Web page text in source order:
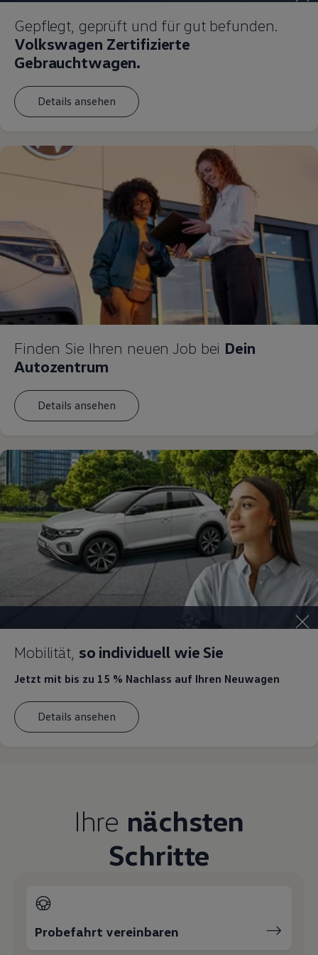
Lifestyle
Transport
Familie
Elektromobilität
Pannen- und Unfallhilfe
Volkswagen Kundenbetreuung
Gepflegt, geprüft und für gut befunden.
Volkswagen Zertifizierte
Gebrauchtwagen.
Details ansehen
Finden Sie Ihren neuen Job bei Dein
Autozentrum
Details ansehen
Mobilität, so individuell wie Sie
Jetzt mit bis zu 15 % Nachlass auf Ihren Neuwagen
Details ansehen
Ihre nächsten
Schritte
Probefahrt vereinbaren